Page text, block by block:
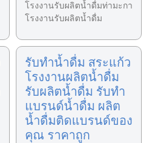
โรงงานรับผลิตน้ำดื่มท่ามะกา
โรงงานรับผลิตน้ำดื่ม
รับทำน้ำดื่ม สระแก้ว
โรงงานผลิตน้ำดื่ม
รับผลิตน้ำดื่ม รับทำ
แบรนด์น้ำดื่ม ผลิต
น้ำดื่มติดแบรนด์ของ
คุณ ราคาถูก